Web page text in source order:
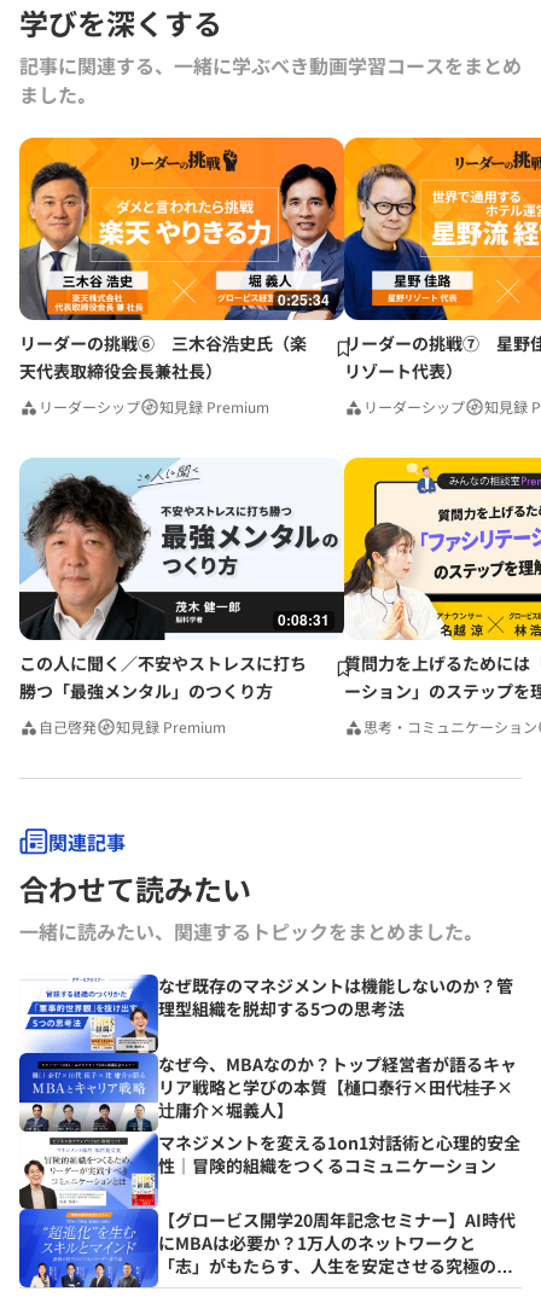
学びを深くする
記事に関連する、一緒に学ぶべき動画学習コースをまとめ
ました｡
0:25:34
リーダーの挑戦⑥ 三木谷浩史氏（楽
天代表取締役会長兼社長）
リーダーシップ 知見録 Premium
リーダーの挑戦⑦ 星野
リゾート代表）
リーダーシップ 知見録
0:08:31
この人に聞く／不安やストレスに打ち
勝つ「最強メンタル」のつくり方
自己啓発 知見録 Premium
質問力を上げるためには
ーション」のステップを
みんなの相談室Premium
思考・コミュニケーション
関連記事
合わせて読みたい
一緒に読みたい、関連するトピックをまとめました｡
なぜ既存のマネジメントは機能しないのか？管
理型組織を脱却する5つの思考法
なぜ今、MBAなのか？トップ経営者が語るキャ
リア戦略と学びの本質【樋口泰行×田代桂子×
辻庸介×堀義人】
マネジメントを変える1on1対話術と心理的安全
性｜冒険的組織をつくるコミュニケーション
【グロービス開学20周年記念セミナー】AI時代
にMBAは必要か？1万人のネットワークと
「志」がもたらす、人生を安定させる究極の資
産とは？